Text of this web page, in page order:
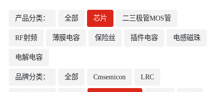
产品分类： 全部 芯片 二三极管MOS管
RF射频 薄膜电容 保险丝 插件电容 电感磁珠
电解电容
品牌分类： 全部 Cmsemicon LRC